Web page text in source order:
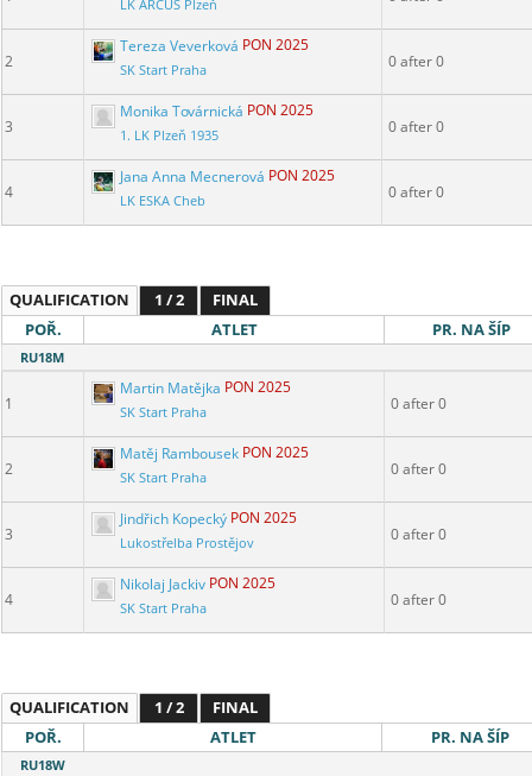
LK ARCUS Plzeň
2
Tereza Veverková PON 2025
SK Start Praha 0 after 0
3
Monika Továrnická PON 2025
1. LK Plzeň 1935 0 after 0
4
Jana Anna Mecnerová PON 2025
LK ESKA Cheb 0 after 0
QUALIFICATION 1 / 2
FINAL
POŘ.
ATLET PR. NA ŠÍP
RU18M
1
Martin Matějka PON 2025
SK Start Praha 0 after 0
2
Matěj Rambousek PON 2025
SK Start Praha 0 after 0
3
Jindřich Kopecký PON 2025
Lukostřelba Prostějov 0 after 0
4
Nikolaj Jackiv PON 2025
SK Start Praha 0 after 0
QUALIFICATION 1 / 2
FINAL
POŘ.
ATLET PR. NA ŠÍP
RU18W